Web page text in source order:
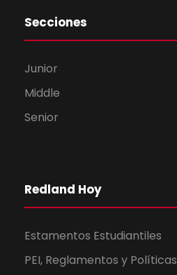
Secciones
Junior
Middle
Senior
Redland Hoy
Estamentos Estudiantiles
PEI, Reglamentos y Políticas